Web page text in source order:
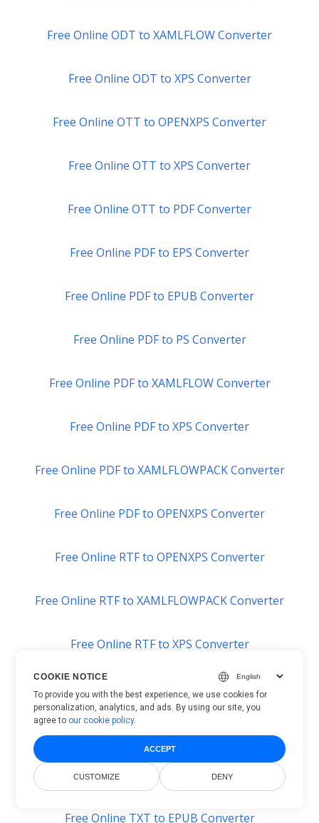
Free Online ODT to XAMLFLOW Converter
Free Online ODT to XPS Converter
Free Online OTT to OPENXPS Converter
Free Online OTT to XPS Converter
Free Online OTT to PDF Converter
Free Online PDF to EPS Converter
Free Online PDF to EPUB Converter
Free Online PDF to PS Converter
Free Online PDF to XAMLFLOW Converter
Free Online PDF to XPS Converter
Free Online PDF to XAMLFLOWPACK Converter
Free Online PDF to OPENXPS Converter
Free Online RTF to OPENXPS Converter
Free Online RTF to XAMLFLOWPACK Converter
Free Online RTF to XPS Converter
Free Online DOTM to XAMLFLOWPACK Converter
Free Online TXT to EPS Converter
Free Online TXT to EPUB Converter
COOKIE NOTICE
To provide you with the best experience, we use cookies for
personalization, analytics, and ads. By using our site, you
agree to our cookie policy.
ACCEPT
CUSTOMIZE DENY